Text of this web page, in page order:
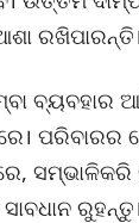
ରଖିପାରନ୍ତି।
ବ୍ୟବହାର
ପରିବାରର
ସମ୍ଭାଳିକରି